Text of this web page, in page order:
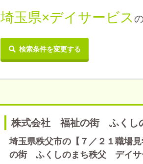
埼玉県×デイサービス
検索条件を変更する
株式会社 福祉の街 ふくし
埼玉県秩父市の【７／２１職場
の街 ふくしのまち秩父 デイサ